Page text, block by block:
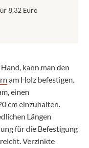
8,32 Euro
kann man den
am Holz befestigen.
einen
cm einzuhalten.
Längen
für die Befestigung
Verzinkte